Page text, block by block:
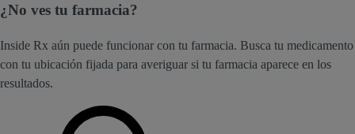
¿No ves tu farmacia?
Inside Rx aún puede funcionar con tu farmacia. Busca tu medicamento
con tu ubicación fijada para averiguar si tu farmacia aparece en los
resultados.